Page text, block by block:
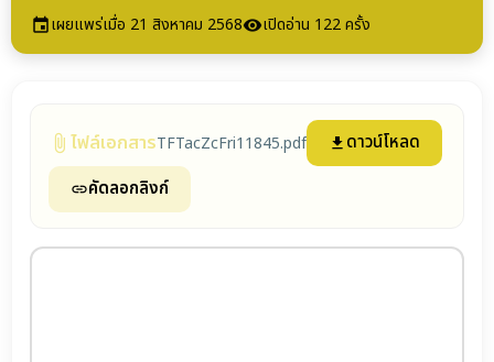
eventเผยแพร่เมื่อ 21 สิงหาคม 2568visibilityเปิดอ่าน 122 ครั้ง
attach_file ไฟล์เอกสารTFTacZcFri11845.pdf file_download ดาวน์โหลด
linkคัดลอกลิงก์